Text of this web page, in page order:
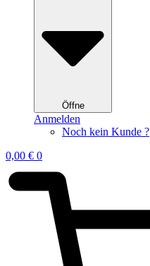
Öffne
Anmelden
Noch kein Kunde ?
0,00 € 0